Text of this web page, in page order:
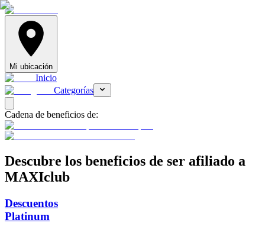
Mi ubicación
Inicio
Categorías
Cadena de beneficios de:
Descubre los beneficios de ser afiliado a
MAXIclub
Descuentos
Platinum